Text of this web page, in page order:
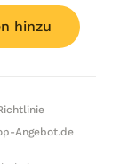
hinzu
Angebot.de